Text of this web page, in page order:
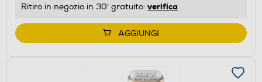
Ritiro in negozio in 30' gratuito: verifica
AGGIUNGI